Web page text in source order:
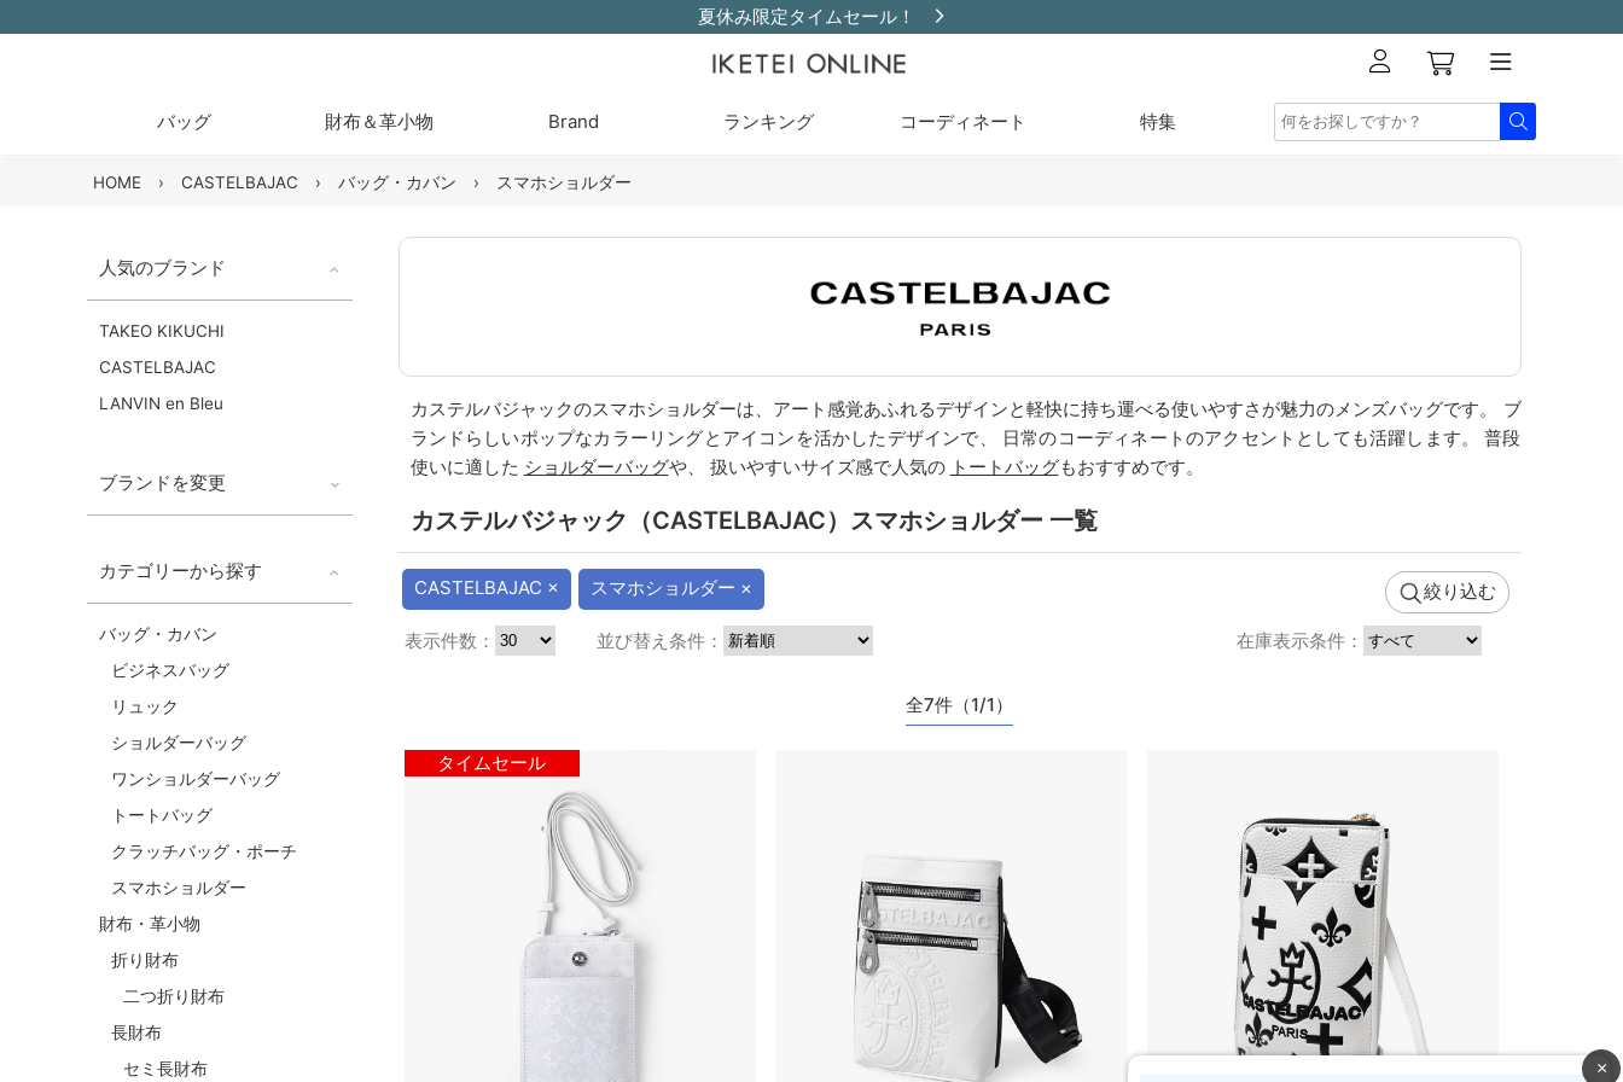
夏休み限定タイムセール！
バッグ 財布＆革小物 Brand ランキング コーディネート 特集
HOME › CASTELBAJAC › バッグ・カバン › スマホショルダー
人気のブランド
TAKEO KIKUCHI
CASTELBAJAC
LANVIN en Bleu
ブランドを変更
カテゴリーから探す
バッグ・カバン
ビジネスバッグ
リュック
ショルダーバッグ
ワンショルダーバッグ
トートバッグ
クラッチバッグ・ポーチ
スマホショルダー
財布・革小物
折り財布
二つ折り財布
長財布
セミ長財布
カステルバジャックのスマホショルダーは、アート感覚あふれるデザインと軽快に持ち運べる使いやすさが魅力のメンズバッグです。 ブ
ランドらしいポップなカラーリングとアイコンを活かしたデザインで、 日常のコーディネートのアクセントとしても活躍します。 普段
使いに適した ショルダーバッグや、 扱いやすいサイズ感で人気の トートバッグもおすすめです。
カステルバジャック（CASTELBAJAC）スマホショルダー 一覧
絞り込む
CASTELBAJAC × スマホショルダー ×
表示件数： 並び替え条件： 在庫表示条件：
全7件（1/1）
タイムセール